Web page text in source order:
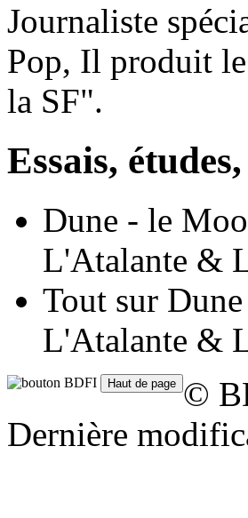
Journaliste
Pop, Il produit le
la SF".
Essais,
Dune - le
L'Atalante &
Tout sur Dune
L'Atalante &
©
Dernière